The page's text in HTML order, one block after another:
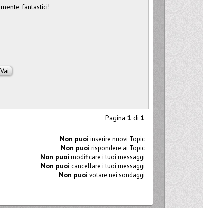
fantastici!
Pagina 1 di 1
Non puoi inserire nuovi Topic
Non puoi rispondere ai Topic
Non puoi modificare i tuoi messaggi
Non puoi cancellare i tuoi messaggi
Non puoi votare nei sondaggi